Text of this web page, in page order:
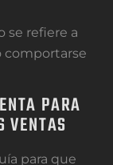
se refiere a
comportarse
PARA
VENTAS
para que